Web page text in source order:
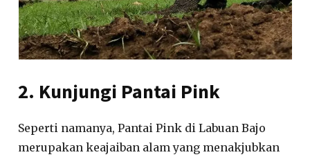
2. Kunjungi Pantai Pink
Seperti namanya, Pantai Pink di Labuan Bajo
merupakan keajaiban alam yang menakjubkan